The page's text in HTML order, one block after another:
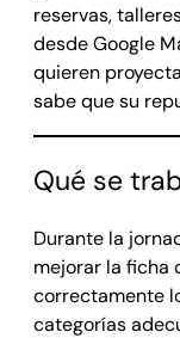
reservas,
desde Google
quieren
sabe que su
Qué se
Durante la
mejorar la ficha
correctamente
categorías